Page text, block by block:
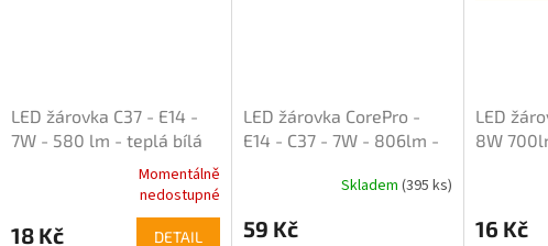
LED žárovka C37 - E14 -
7W - 580 lm - teplá bílá
produktu
Momentálně
nedostupné
18 Kč DETAIL
LED žárovka CorePro -
E14 - C37 - 7W - 806lm -
produktu
Skladem (395 ks)
59 Kč
LED
8W
produktu
16 Kč